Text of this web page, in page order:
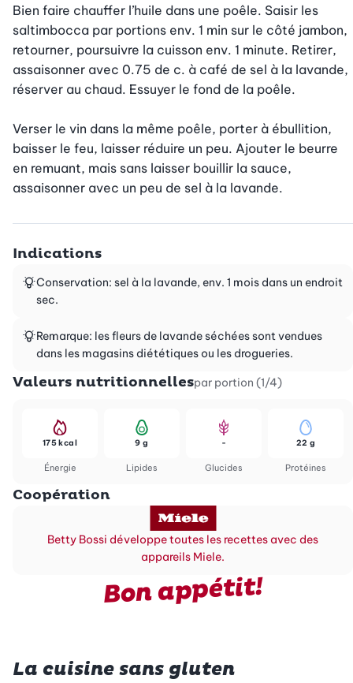
Bien faire chauffer l’huile dans une poêle. Saisir les
saltimbocca par portions env. 1 min sur le côté jambon,
retourner, poursuivre la cuisson env. 1 minute. Retirer,
assaisonner avec 0.75 de c. à café de sel à la lavande,
réserver au chaud. Essuyer le fond de la poêle.
Verser le vin dans la même poêle, porter à ébullition,
baisser le feu, laisser réduire un peu. Ajouter le beurre
en remuant, mais sans laisser bouillir la sauce,
assaisonner avec un peu de sel à la lavande.
Indications
Conservation: sel à la lavande, env. 1 mois dans un endroit
sec.
Remarque: les fleurs de lavande séchées sont vendues
dans les magasins diététiques ou les drogueries.
Valeurs nutritionnellespar portion (1/4)
Énergie
175 kcal
Lipides
9 g
Glucides
-
Protéines
22 g
Coopération
Betty Bossi développe toutes les recettes avec des
appareils Miele.
Bon appétit!
La cuisine sans gluten